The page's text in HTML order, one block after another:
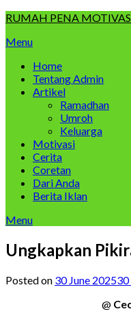
Skip
content
RUMAH PENA
Menu
Home
Tentang Admin
Artikel
Ramadhan
Umroh
Keluarga
Motivasi
Cerita
Coretan
Dari Anda
Berita Iklan
Menu
Ungkapkan
Posted on 30 June 202530
@